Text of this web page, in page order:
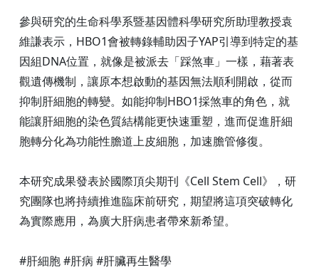
參與研究的生命科學系暨基因體科學研究所助理教授袁
維謙表示，HBO1會被轉錄輔助因子YAP引導到特定的基
因組DNA位置，就像是被派去「踩煞車」一樣，藉著表
觀遺傳機制，讓原本想啟動的基因無法順利開啟，從而
抑制肝細胞的轉變。如能抑制HBO1採煞車的角色，就
能讓肝細胞的染色質結構能更快速重塑，進而促進肝細
胞轉分化為功能性膽道上皮細胞，加速膽管修復。
本研究成果發表於國際頂尖期刊《Cell Stem Cell》，研
究團隊也將持續推進臨床前研究，期望將這項突破轉化
為實際應用，為廣大肝病患者帶來新希望。
#肝細胞 #肝病 #肝臟再生醫學